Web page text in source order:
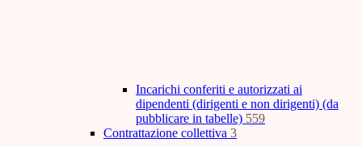
Incarichi conferiti e autorizzati ai
dipendenti (dirigenti e non dirigenti) (da
pubblicare in tabelle) 559
Contrattazione collettiva 3